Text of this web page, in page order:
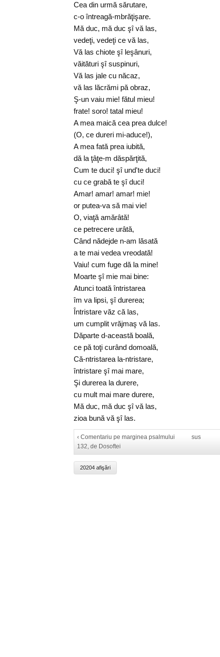
Cea din urmă sărutare,
c-o întreagă-mbrăţişare.
Mă duc, mă duc şî vă las,
vedeţi, vedeţi ce vă las,
Vă las chiote şî leşânuri,
văitături şî suspinuri,
Vă las jale cu năcaz,
vă las lăcrămi pă obraz,
Ş-un vaiu mie! fătul mieu!
frate! soro! tatal mieu!
A mea maică cea prea dulce!
(O, ce dureri mi-aduce!),
A mea fată prea iubită,
dă la ţâţe-m dăspărţită,
Cum te duci! şî und'te duci!
cu ce grabă te şî duci!
Amar! amar! amar! mie!
or putea-va să mai vie!
O, viaţă amărâtă!
ce petrecere urâtă,
Când nădejde n-am lăsată
a te mai vedea vreodată!
Vaiu! cum fuge dă la mine!
Moarte şî mie mai bine:
Atunci toată întristarea
îm va lipsi, şî durerea;
Întristare văz că las,
um cumplit vrăjmaş vă las.
Dăparte d-această boală,
ce pă toţi curând domoală,
Că-ntristarea la-ntristare,
întristare şî mai mare,
Şi durerea la durere,
cu mult mai mare durere,
Mă duc, mă duc şî vă las,
zioa bună vă şî las.
‹ Comentariu pe marginea psalmului
132, de Dosoftei
sus
20204 afişări